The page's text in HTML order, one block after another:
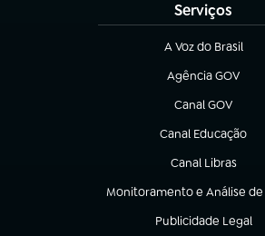
Serviços
A Voz do Brasil
(abre em nova aba)
Agência GOV
(abre em nova aba)
Canal GOV
(abre em nova
Canal Educação
(abre em nova aba)
Canal Libras
(abre em nova
Monitoramento e Análise de
(abre em nova aba)
Publicidade Legal
(abre em nova aba)